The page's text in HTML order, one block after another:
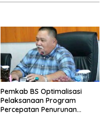
Pemkab BS Optimalisasi
Pelaksanaan Program
Percepatan Penurunan